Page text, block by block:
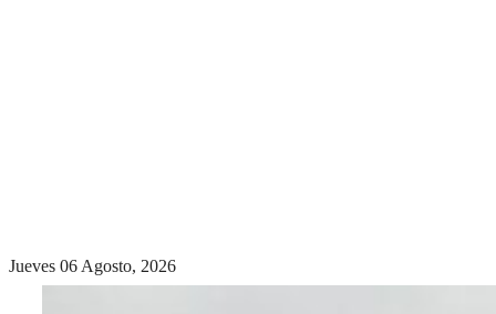
Jueves 06 Agosto, 2026